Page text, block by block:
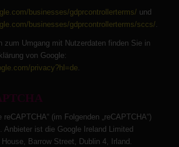
businesses/gdprcontrollerterms/ und
businesses/gdprcontrollerterms/sccs/.
zum Umgang mit Nutzerdaten finden Sie in
von Google:
privacy?hl=de.
reCAPTCHA“ (im Folgenden „reCAPTCHA“)
Anbieter ist die Google Ireland Limited
House, Barrow Street, Dublin 4, Irland.